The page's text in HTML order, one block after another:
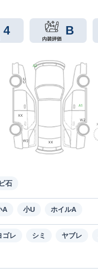
4 B
石
A 小U ホイルA
ゴレ シミ ヤブレ